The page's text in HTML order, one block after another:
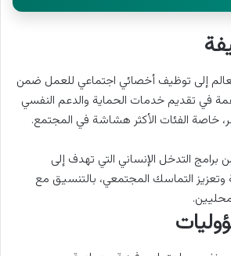
إلى توظيف أخصائي اجتماعي للعمل ضمن
في تقديم خدمات الحماية والدعم النفسي
خاصة الفئات الأكثر هشاشة في المجتمع.
التدخل الإنساني التي تهدف إلى
التماسك المجتمعي، بالتنسيق مع